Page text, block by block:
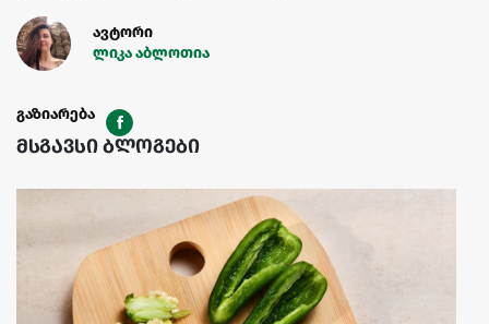
ავტორი
ლიკა აბლოთია
გაზიარება
მსგავსი ბლოგები